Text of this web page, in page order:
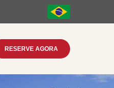
RESERVE AGORA